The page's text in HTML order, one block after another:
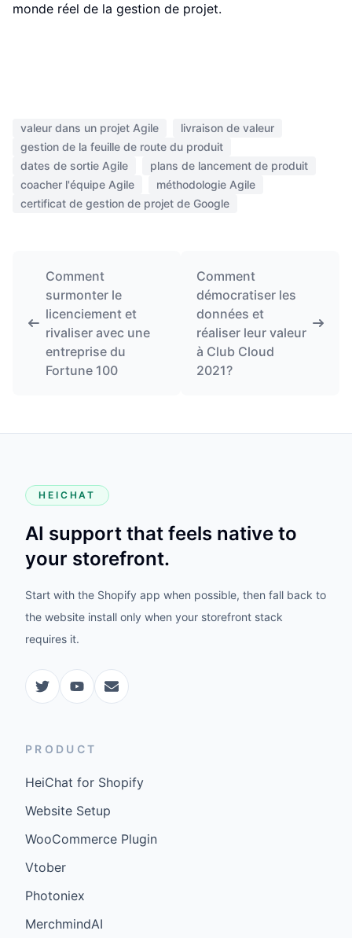
monde réel de la gestion de projet.
valeur dans un projet Agile
livraison de valeur
gestion de la feuille de route du produit
dates de sortie Agile
plans de lancement de produit
coacher l'équipe Agile
méthodologie Agile
certificat de gestion de projet de Google
Comment
surmonter le
licenciement et
rivaliser avec une
entreprise du
Fortune 100
Comment
démocratiser les
données et
réaliser leur valeur
à Club Cloud
2021?
HEICHAT
AI support that feels native to
your storefront.
Start with the Shopify app when possible, then fall back to
the website install only when your storefront stack
requires it.
PRODUCT
HeiChat for Shopify
Website Setup
WooCommerce Plugin
Vtober
Photoniex
MerchmindAI